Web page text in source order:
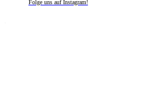
Folge uns auf Instagram!